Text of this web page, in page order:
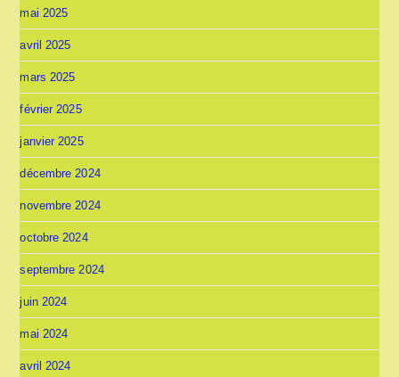
mai 2025
avril 2025
mars 2025
février 2025
janvier 2025
décembre 2024
novembre 2024
octobre 2024
septembre 2024
juin 2024
mai 2024
avril 2024